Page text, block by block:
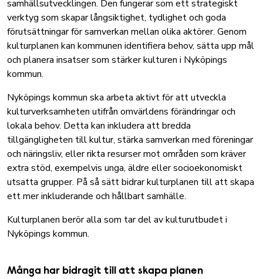
samhällsutvecklingen. Den fungerar som ett strategiskt
verktyg som skapar långsiktighet, tydlighet och goda
förutsättningar för samverkan mellan olika aktörer. Genom
kulturplanen kan kommunen identifiera behov, sätta upp mål
och planera insatser som stärker kulturen i Nyköpings
kommun.
Nyköpings kommun ska arbeta aktivt för att utveckla
kulturverksamheten utifrån omvärldens förändringar och
lokala behov. Detta kan inkludera att bredda
tillgängligheten till kultur, stärka samverkan med föreningar
och näringsliv, eller rikta resurser mot områden som kräver
extra stöd, exempelvis unga, äldre eller socioekonomiskt
utsatta grupper. På så sätt bidrar kulturplanen till att skapa
ett mer inkluderande och hållbart samhälle.
Kulturplanen berör alla som tar del av kulturutbudet i
Nyköpings kommun.
Många har bidragit till att skapa planen